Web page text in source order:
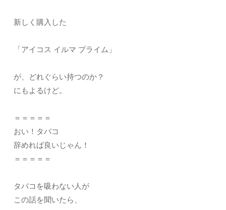
新しく購入した
「アイコス イルマ プライム」
が、どれぐらい持つのか？
にもよるけど。
＝＝＝＝＝
おい！タバコ
辞めれば良いじゃん！
＝＝＝＝＝
タバコを吸わない人が
この話を聞いたら、